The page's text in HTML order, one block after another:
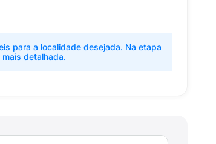
para a localidade desejada. Na etapa
detalhada.